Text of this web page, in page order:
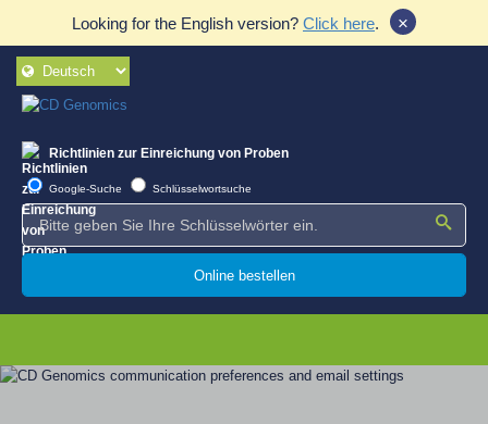
Looking for the English version? Click here. ×
Richtlinien zur Einreichung von Proben
Google-Suche Schlüsselwortsuche
Online bestellen